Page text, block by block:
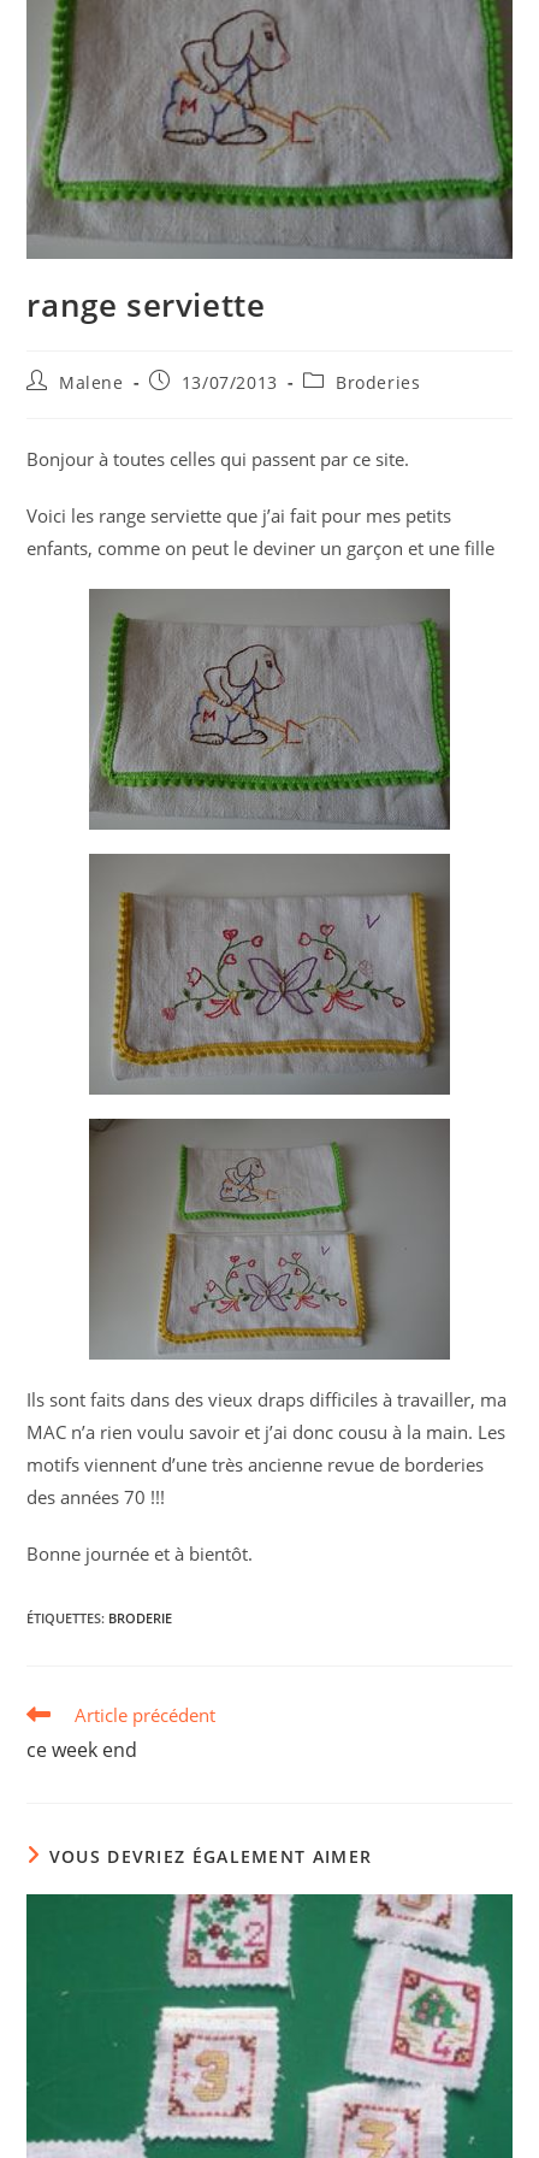
range serviette
Auteur/autrice
publication :
Malene
Publication
13/07/2013
PostBroderies
Bonjour à toutes celles qui passent par ce site.
Voici les range serviette que j’ai fait pour mes petits
enfants, comme on peut le deviner un garçon et une fille
Ils sont faits dans des vieux draps difficiles à travailler, ma
MAC n’a rien voulu savoir et j’ai donc cousu à la main. Les
motifs viennent d’une très ancienne revue de borderies
des années 70 !!!
Bonne journée et à bientôt.
ÉTIQUETTES: BRODERIE
Read
articles
Article précédent
ce week end
VOUS DEVRIEZ ÉGALEMENT AIMER